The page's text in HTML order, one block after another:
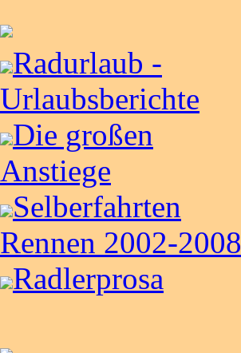
Radurlaub -
Urlaubsberichte
Die großen
Anstiege
Selberfahrten
Rennen 2002-2008
Radlerprosa